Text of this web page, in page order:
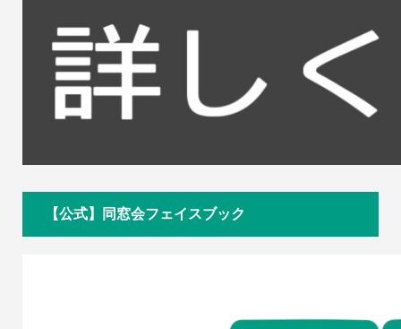
【公式】同窓会フェイスブック